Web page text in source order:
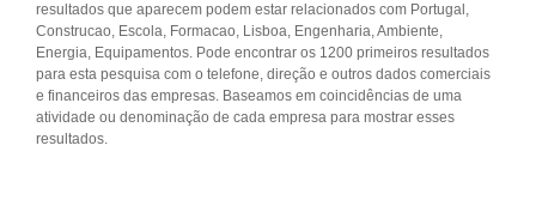
resultados que aparecem podem estar relacionados com Portugal,
Construcao, Escola, Formacao, Lisboa, Engenharia, Ambiente,
Energia, Equipamentos. Pode encontrar os 1200 primeiros resultados
para esta pesquisa com o telefone, direção e outros dados comerciais
e financeiros das empresas. Baseamos em coincidências de uma
atividade ou denominação de cada empresa para mostrar esses
resultados.